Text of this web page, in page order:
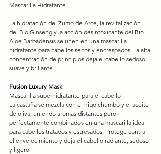
Mascarilla Hidratante
La hidratación del Zumo de Arce, la revitalización
del Bio Ginseng y la acción desintoxicante del Bio
Aloe Barbadensis se unen en una mascarilla
hidratante para cabellos secos y encrespados. La alta
concentración de principios deja el cabello sedoso,
suave y brillante.
Fusion Luxury Mask
Mascarilla superhidratante para el cabello
La castaña se mezcla con el higo chumbo y el aceite
de oliva, uniendo aromas distantes pero
perfectamente combinados en una mascarilla ideal
para cabellos tratados y estresados. Protege contra
el envejecimiento y deja el cabello radiante, sedoso
y ligero.